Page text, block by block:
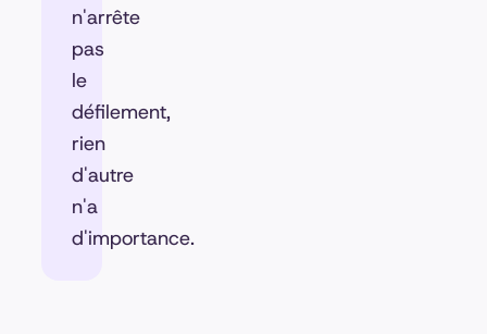
n'arrête
pas
le
défilement,
rien
d'autre
n'a
d'importance.